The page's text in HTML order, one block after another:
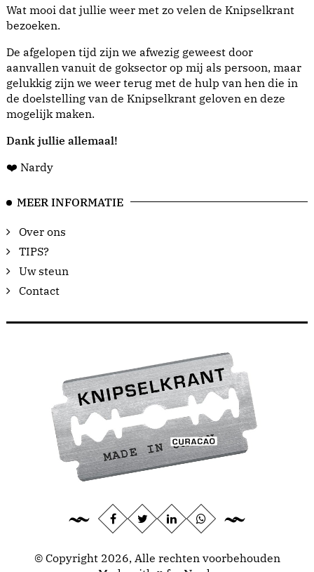
Wat mooi dat jullie weer met zo velen de Knipselkrant
bezoeken.
De afgelopen tijd zijn we afwezig geweest door
aanvallen vanuit de goksector op mij als persoon, maar
gelukkig zijn we weer terug met de hulp van hen die in
de doelstelling van de Knipselkrant geloven en deze
mogelijk maken.
Dank jullie allemaal!
❤️ Nardy
MEER INFORMATIE
Over ons
TIPS?
Uw steun
Contact
© Copyright 2026, Alle rechten voorbehouden